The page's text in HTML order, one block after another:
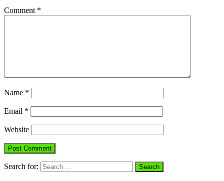
Comment *
Name *
Email *
Website
Search for: